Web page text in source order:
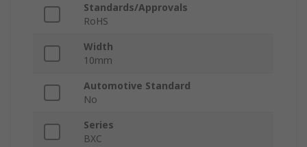
Standards/Approvals
RoHS
Width
10mm
Automotive Standard
No
Series
BXC